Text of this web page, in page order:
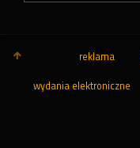
reklama
wydania elektroniczne